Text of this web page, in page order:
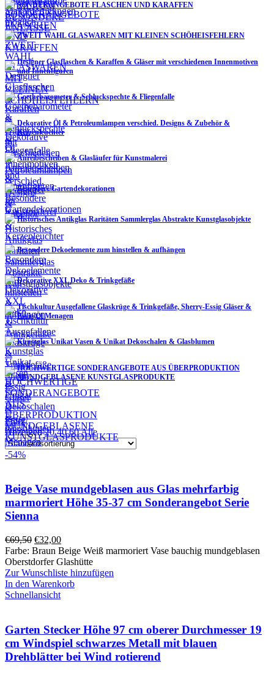
SONDERANGEBOTE FLASCHEN UND KARAFFEN
ZWEIT WAHL GLASWAREN MIT KLEINEN SCHÖHEISFEHLERN
Designer Glasflaschen & Karaffen & Gläser mit verschiedenen Innenmotiven
und Innenfiguren
Goethebarometer & Schluckspechte & Fliegenfalle
Dekorative Öl & Petroleumlampen verschied. Designs & Zubehör &
Kerzenleuchter
Anreibescheiben & Glasläufer für Kunstmalerei
Besondere Gartendekorationen
Historisches Antikglas Raritäten Sammlerglas Abstrakte Kunstglasobjekte
Besondere Dekoelemente zum hinstellen & aufhängen
Dekorative XXL Deko & Trinkgefäße
Tischkultur Ausgefallene Glaskrüge & Trinkgefäße, Sherry-Essig Gläser &
Essig/Öl Menagen
Kunstglas Unikat Vasen & Unikat Dekoschalen & Glasblumen
HOCHWERTIGE SONDERANGEBOTE AUS ÜBERPRODUKTION
MUNDGEBLASENE KUNSTGLASPRODUKTE
Filter
Anzeigen204060Alle
-54%
Beige Vase mundgeblasen aus Glas mehrfarbig
marmoriert Höhe 35-37 cm Sonderangebot Serie
Sienna
€69,50 €32,00
Farbe: Braun Beige Weiß marmoriert Vase bauchig mundgeblasen
Oberstdorfer Glashütte
Zur Wunschliste hinzufügen
In den Warenkorb
Schnellansicht
Garten Stecker Höhe 97 cm oberer Durchmesser 19
cm Windspiel schwarzes Metall mit blauen
Drehblätter bei Wind rotierend